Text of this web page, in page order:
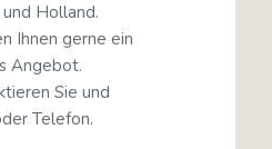
Holland.
Ihnen gerne ein
Angebot.
Sie und
Telefon.